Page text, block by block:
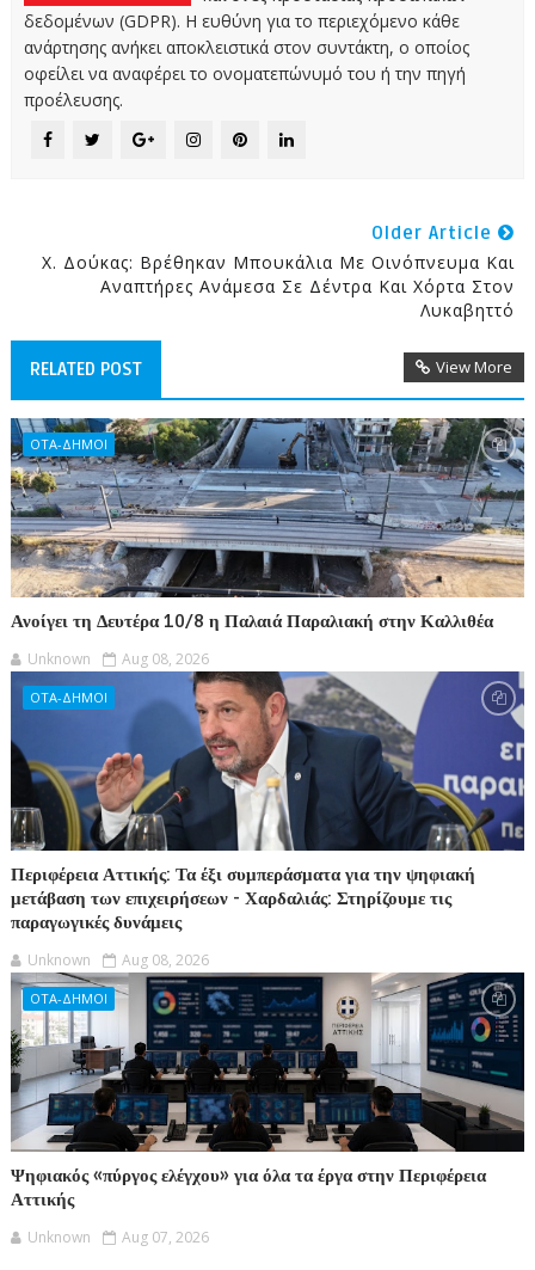
δεδομένων (GDPR). Η ευθύνη για το περιεχόμενο κάθε
ανάρτησης ανήκει αποκλειστικά στον συντάκτη, ο οποίος
οφείλει να αναφέρει το ονοματεπώνυμό του ή την πηγή
προέλευσης.
Older Article
Χ. Δούκας: Βρέθηκαν Μπουκάλια Με Οινόπνευμα Και
Αναπτήρες Ανάμεσα Σε Δέντρα Και Χόρτα Στον
Λυκαβηττό
RELATED POST View More
ΟΤΑ-ΔΗΜΟΙ
Ανοίγει τη Δευτέρα 10/8 η Παλαιά Παραλιακή στην Καλλιθέα
Unknown Aug 08, 2026
ΟΤΑ-ΔΗΜΟΙ
Περιφέρεια Αττικής: Τα έξι συμπεράσματα για την ψηφιακή
μετάβαση των επιχειρήσεων - Χαρδαλιάς: Στηρίζουμε τις
παραγωγικές δυνάμεις
Unknown Aug 08, 2026
ΟΤΑ-ΔΗΜΟΙ
Ψηφιακός «πύργος ελέγχου» για όλα τα έργα στην Περιφέρεια
Αττικής
Unknown Aug 07, 2026